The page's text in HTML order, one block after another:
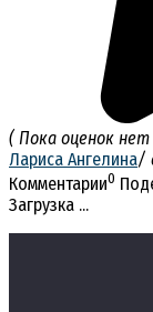
( Пока оценок нет
Лариса Ангелина/
Комментарии0
Загрузка ...